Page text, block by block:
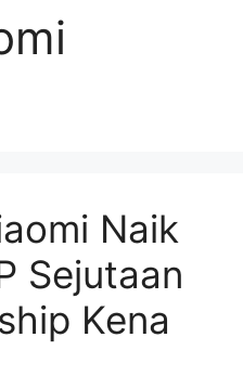
Naik
Sejutaan
Kena